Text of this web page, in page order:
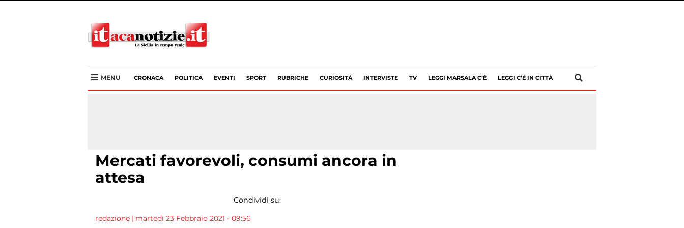
MENU CRONACA POLITICA EVENTI SPORT RUBRICHE CURIOSITÀ INTERVISTE TV LEGGI MARSALA C’È LEGGI C’È IN CITTÀ
Mercati favorevoli, consumi ancora in
attesa
Condividi su:
redazione | martedì 23 Febbraio 2021 - 09:56